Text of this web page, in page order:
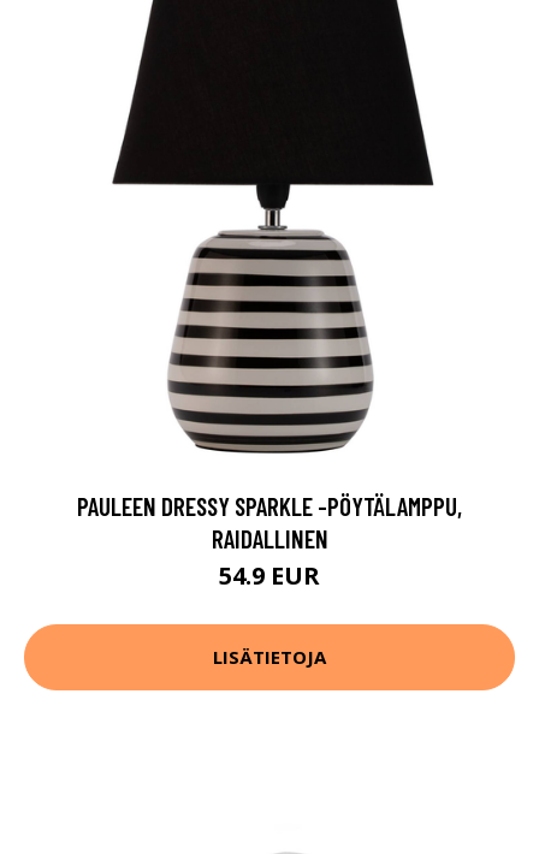
PAULEEN DRESSY SPARKLE -PÖYTÄLAMPPU,
RAIDALLINEN
54.9 EUR
LISÄTIETOJA